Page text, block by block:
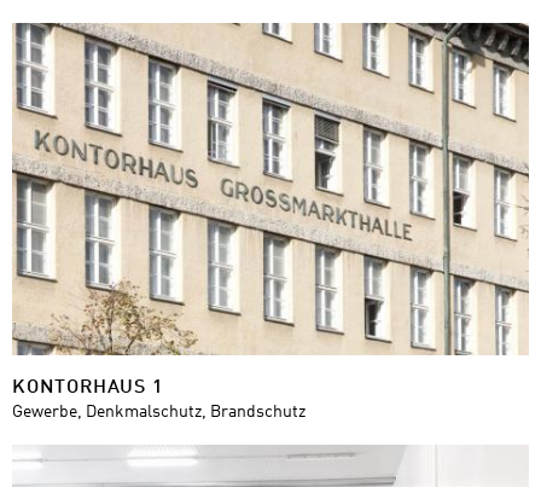
KONTORHAUS 1
Gewerbe, Denkmalschutz, Brandschutz